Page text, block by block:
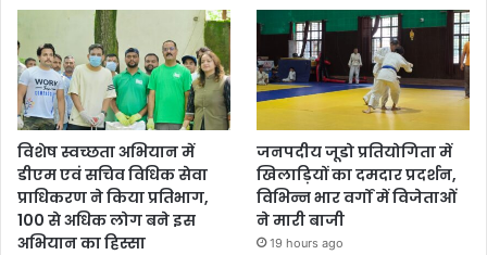
विशेष स्वच्छता अभियान में
डीएम एवं सचिव विधिक सेवा
प्राधिकरण ने किया प्रतिभाग,
100 से अधिक लोग बने इस
अभियान का हिस्सा
जनपदीय जूडो प्रतियोगिता में
खिलाड़ियों का दमदार प्रदर्शन,
विभिन्न भार वर्गों में विजेताओं
ने मारी बाजी
19 hours ago